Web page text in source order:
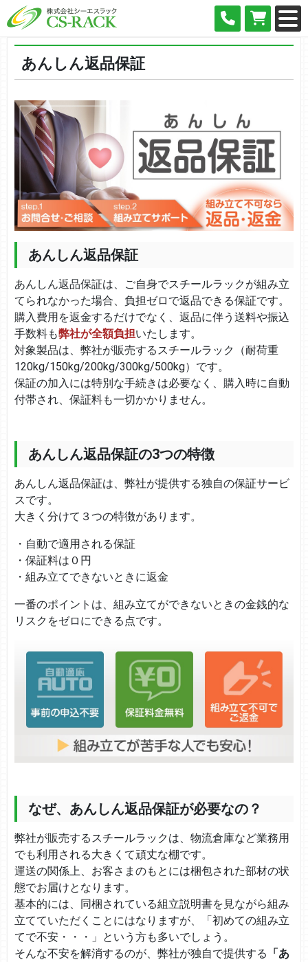
あんしん返品保証
あんしん返品保証
あんしん返品保証は、ご自身でスチールラックが組み立
てられなかった場合、負担ゼロで返品できる保証です。
購入費用を返金するだけでなく、返品に伴う送料や振込
手数料も弊社が全額負担いたします。
対象製品は、弊社が販売するスチールラック（耐荷重
120kg/150kg/200kg/300kg/500kg）です。
保証の加入には特別な手続きは必要なく、購入時に自動
付帯され、保証料も一切かかりません。
あんしん返品保証の3つの特徴
あんしん返品保証は、弊社が提供する独自の保証サービ
スです。
大きく分けて３つの特徴があります。
・自動で適用される保証
・保証料は０円
・組み立てできないときに返金
一番のポイントは、組み立てができないときの金銭的な
リスクをゼロにできる点です。
なぜ、あんしん返品保証が必要なの？
弊社が販売するスチールラックは、物流倉庫など業務用
でも利用される大きくて頑丈な棚です。
運送の関係上、お客さまのもとには梱包された部材の状
態でお届けとなります。
基本的には、同梱されている組立説明書を見ながら組み
立てていただくことにはなりますが、「初めての組み立
てで不安・・・」という方も多いでしょう。
そんな不安を解消するのが、弊社が独自で提供する 「あ